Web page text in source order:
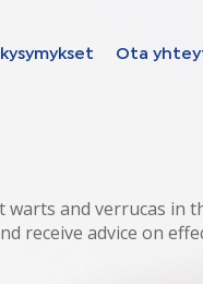
Ota
and verrucas in
receive advice on